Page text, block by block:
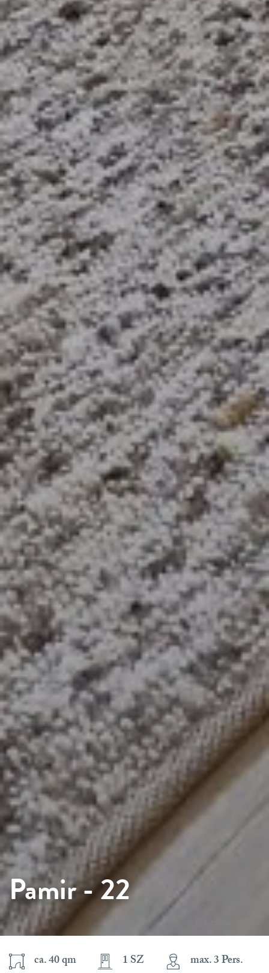
Pamir - 22
ca. 40 qm 1 SZ max. 3 Pers.